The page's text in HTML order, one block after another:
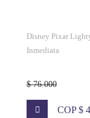
Disney Pixar
Inmediata
$ 76.000
COP $